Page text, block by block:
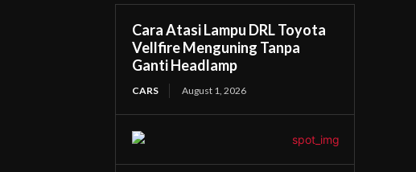
Cara Atasi Lampu DRL Toyota
Vellfire Menguning Tanpa
Ganti Headlamp
CARS August 1, 2026